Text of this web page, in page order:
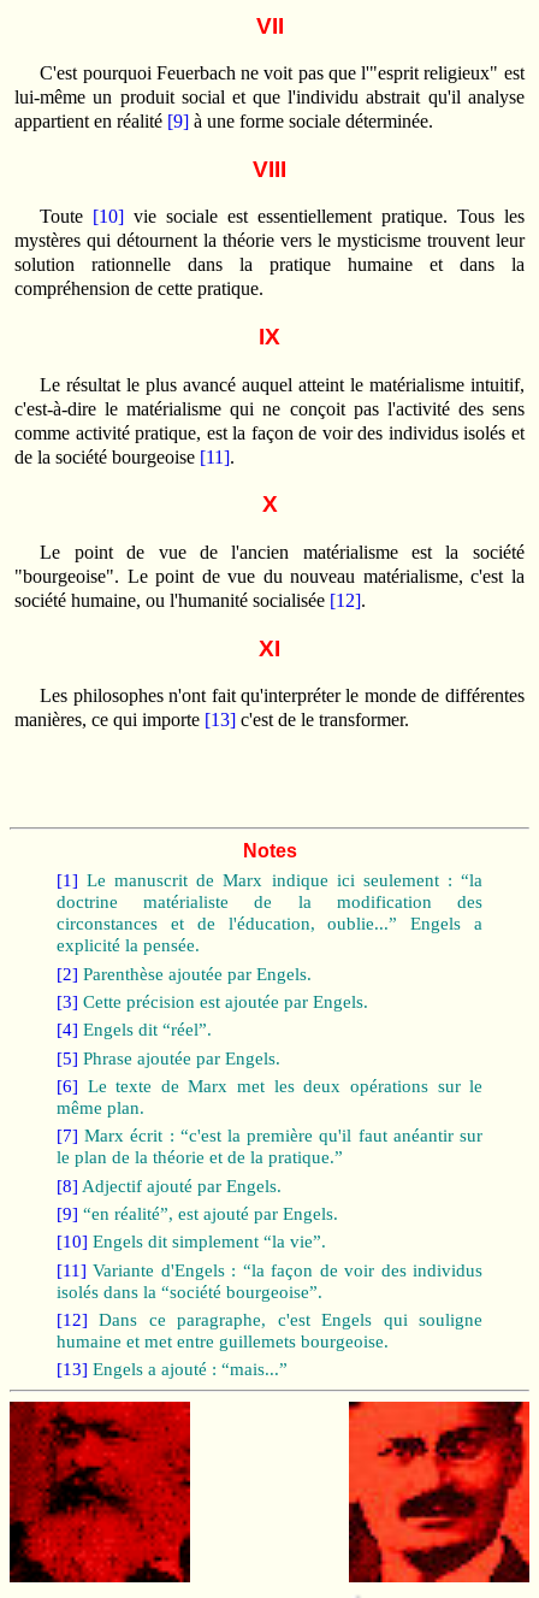
VII
C'est pourquoi Feuerbach ne voit pas que l'"esprit religieux" est
lui-même un produit social et que l'individu abstrait qu'il analyse
appartient en réalité [9] à une forme sociale déterminée.
VIII
Toute [10] vie sociale est essentiellement pratique. Tous les
mystères qui détournent la théorie vers le mysticisme trouvent leur
solution rationnelle dans la pratique humaine et dans la
compréhension de cette pratique.
IX
Le résultat le plus avancé auquel atteint le matérialisme intuitif,
c'est-à-dire le matérialisme qui ne conçoit pas l'activité des sens
comme activité pratique, est la façon de voir des individus isolés et
de la société bourgeoise [11].
X
Le point de vue de l'ancien matérialisme est la société
"bourgeoise". Le point de vue du nouveau matérialisme, c'est la
société humaine, ou l'humanité socialisée [12].
XI
Les philosophes n'ont fait qu'interpréter le monde de différentes
manières, ce qui importe [13] c'est de le transformer.
Notes
[1] Le manuscrit de Marx indique ici seulement : “la
doctrine matérialiste de la modification des
circonstances et de l'éducation, oublie...” Engels a
explicité la pensée.
[2] Parenthèse ajoutée par Engels.
[3] Cette précision est ajoutée par Engels.
[4] Engels dit “réel”.
[5] Phrase ajoutée par Engels.
[6] Le texte de Marx met les deux opérations sur le
même plan.
[7] Marx écrit : “c'est la première qu'il faut anéantir sur
le plan de la théorie et de la pratique.”
[8] Adjectif ajouté par Engels.
[9] “en réalité”, est ajouté par Engels.
[10] Engels dit simplement “la vie”.
[11] Variante d'Engels : “la façon de voir des individus
isolés dans la “société bourgeoise”.
[12] Dans ce paragraphe, c'est Engels qui souligne
humaine et met entre guillemets bourgeoise.
[13] Engels a ajouté : “mais...”